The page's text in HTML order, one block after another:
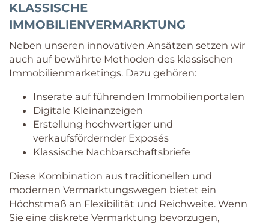
KLASSISCHE
IMMOBILIENVERMARKTUNG
Neben unseren innovativen Ansätzen setzen wir
auch auf bewährte Methoden des klassischen
Immobilienmarketings. Dazu gehören:
Inserate auf führenden Immobilienportalen
Digitale Kleinanzeigen
Erstellung hochwertiger und
verkaufsfördernder Exposés
Klassische Nachbarschaftsbriefe
Diese Kombination aus traditionellen und
modernen Vermarktungswegen bietet ein
Höchstmaß an Flexibilität und Reichweite. Wenn
Sie eine diskrete Vermarktung bevorzugen,